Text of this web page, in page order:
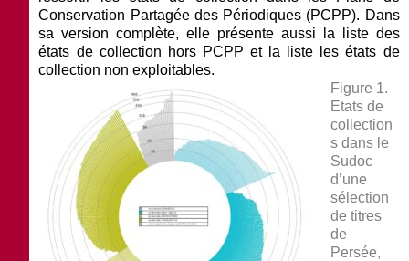
Conservation Partagée des Périodiques (PCPP). Dans
sa version complète, elle présente aussi la liste des
états de collection hors PCPP et la liste les états de
collection non exploitables.
Figure 1.
Etats de
collection
s dans le
Sudoc
d’une
sélection
de titres
de
Persée,